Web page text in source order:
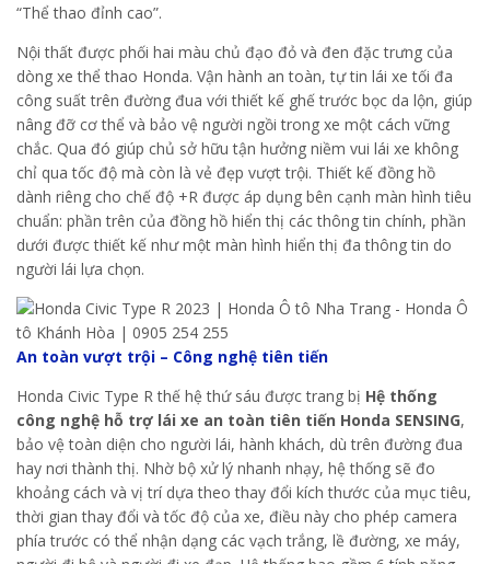
“Thể thao đỉnh cao”.
Nội thất được phối hai màu chủ đạo đỏ và đen đặc trưng của
dòng xe thể thao Honda. Vận hành an toàn, tự tin lái xe tối đa
công suất trên đường đua với thiết kế ghế trước bọc da lộn, giúp
nâng đỡ cơ thể và bảo vệ người ngồi trong xe một cách vững
chắc. Qua đó giúp chủ sở hữu tận hưởng niềm vui lái xe không
chỉ qua tốc độ mà còn là vẻ đẹp vượt trội. Thiết kế đồng hồ
dành riêng cho chế độ +R được áp dụng bên cạnh màn hình tiêu
chuẩn: phần trên của đồng hồ hiển thị các thông tin chính, phần
dưới được thiết kế như một màn hình hiển thị đa thông tin do
người lái lựa chọn.
An toàn vượt trội – Công nghệ tiên tiến
Honda Civic Type R thế hệ thứ sáu được trang bị Hệ thống
công nghệ hỗ trợ lái xe an toàn tiên tiến Honda SENSING,
bảo vệ toàn diện cho người lái, hành khách, dù trên đường đua
hay nơi thành thị. Nhờ bộ xử lý nhanh nhạy, hệ thống sẽ đo
khoảng cách và vị trí dựa theo thay đổi kích thước của mục tiêu,
thời gian thay đổi và tốc độ của xe, điều này cho phép camera
phía trước có thể nhận dạng các vạch trắng, lề đường, xe máy,